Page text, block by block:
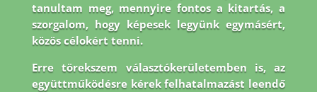
tanultam meg, mennyire fontos a kitartás, a
szorgalom, hogy képesek legyünk egymásért,
közös célokért tenni.
Erre törekszem választókerületemben is, az
együttműködésre kérek felhatalmazást leendő